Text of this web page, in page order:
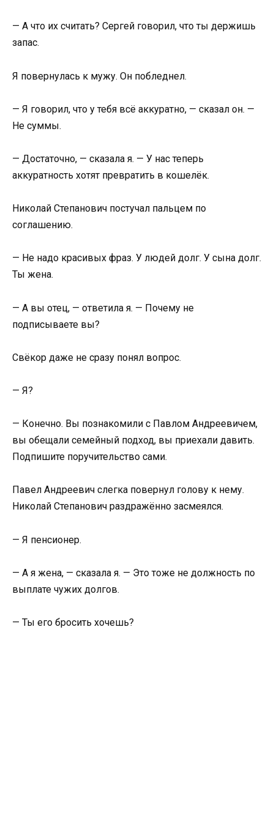
— А что их считать? Сергей говорил, что ты держишь
запас.
Я повернулась к мужу. Он побледнел.
— Я говорил, что у тебя всё аккуратно, — сказал он. —
Не суммы.
— Достаточно, — сказала я. — У нас теперь
аккуратность хотят превратить в кошелёк.
Николай Степанович постучал пальцем по
соглашению.
— Не надо красивых фраз. У людей долг. У сына долг.
Ты жена.
— А вы отец, — ответила я. — Почему не
подписываете вы?
Свёкор даже не сразу понял вопрос.
— Я?
— Конечно. Вы познакомили с Павлом Андреевичем,
вы обещали семейный подход, вы приехали давить.
Подпишите поручительство сами.
Павел Андреевич слегка повернул голову к нему.
Николай Степанович раздражённо засмеялся.
— Я пенсионер.
— А я жена, — сказала я. — Это тоже не должность по
выплате чужих долгов.
— Ты его бросить хочешь?